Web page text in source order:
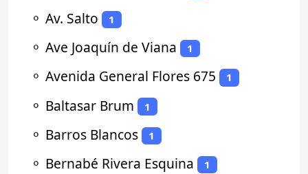
⚬ Av. Salto 1
⚬ Ave Joaquín de Viana 1
⚬ Avenida General Flores 675 1
⚬ Baltasar Brum 1
⚬ Barros Blancos 1
⚬ Bernabé Rivera Esquina 1